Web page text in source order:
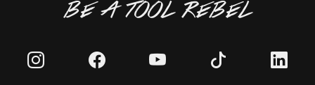
BE A TOOL REBEL